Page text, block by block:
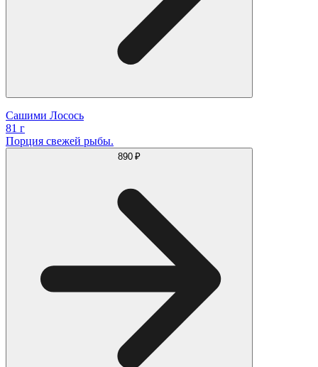
Сашими Лосось
81 г
Порция свежей рыбы.
890 ₽